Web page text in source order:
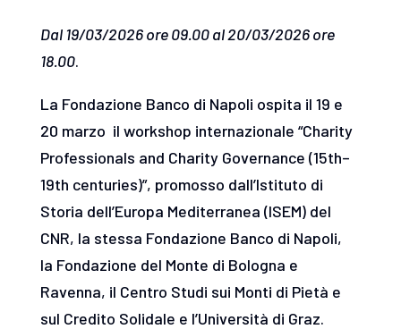
Dal 19/03/2026 ore 09.00 al 20/03/2026 ore
18.00.
La Fondazione Banco di Napoli ospita il 19 e
20 marzo il workshop internazionale “Charity
Professionals and Charity Governance (15th–
19th centuries)”, promosso dall’Istituto di
Storia dell’Europa Mediterranea (ISEM) del
CNR, la stessa Fondazione Banco di Napoli,
la Fondazione del Monte di Bologna e
Ravenna, il Centro Studi sui Monti di Pietà e
sul Credito Solidale e l’Università di Graz.